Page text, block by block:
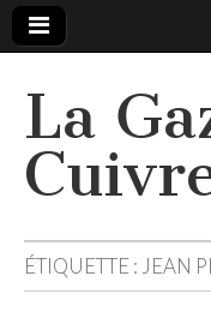
La
ÉTIQUETTE : JEAN